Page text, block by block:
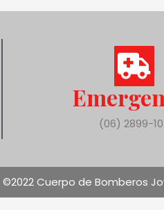
(06) 2899-
Cuerpo de Bomberos